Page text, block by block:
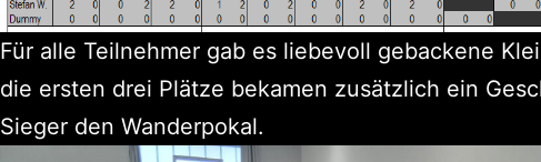
Für alle Teilnehmer gab es liebevoll gebackene
die ersten drei Plätze bekamen zusätzlich ein
Sieger den Wanderpokal.